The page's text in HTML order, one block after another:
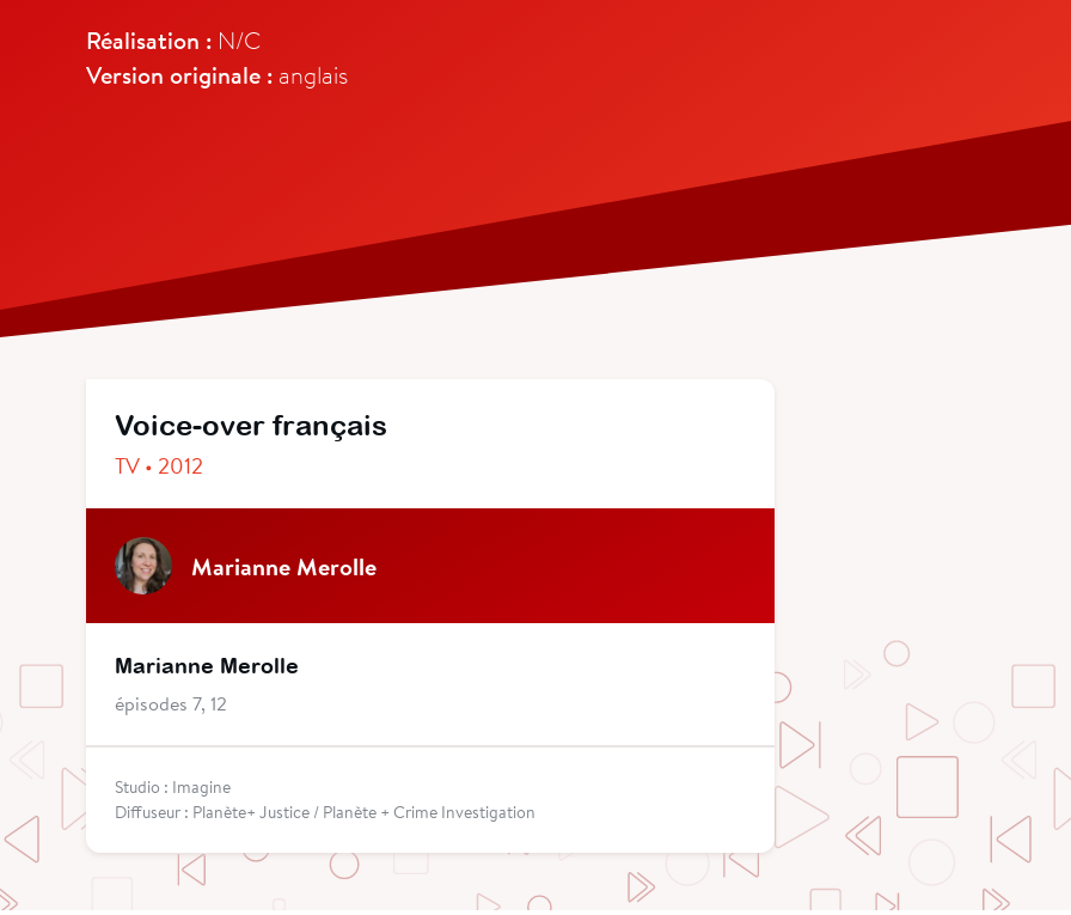
Réalisation : N/C
Version originale : anglais
Voice-over français
TV • 2012
Marianne Merolle
Marianne Merolle
épisodes 7, 12
Studio : Imagine
Diffuseur : Planète+ Justice / Planète + Crime Investigation